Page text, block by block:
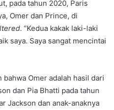
pada tahun 2020, Paris
Omer dan Prince, di
. “Kedua kakak laki-laki
saya. Saya sangat mencintai
Omer adalah hasil dari
dan Pia Bhatti pada tahun
Jackson dan anak-anaknya